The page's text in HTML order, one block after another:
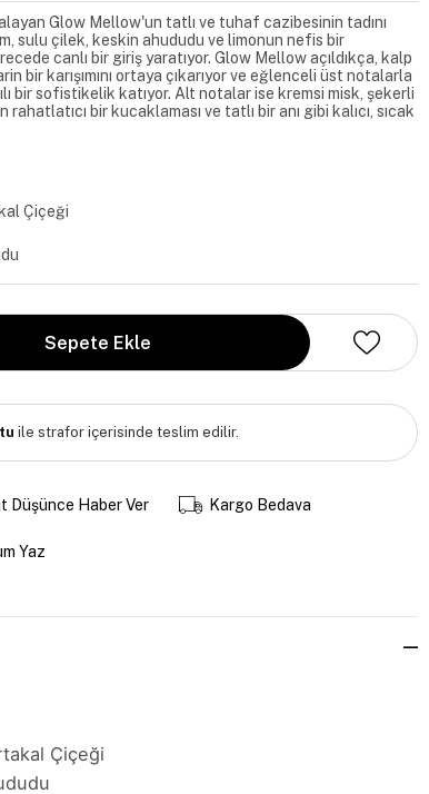
Glow Mellow'un tatlı ve tuhaf cazibesinin tadını
sulu çilek, keskin ahududu ve limonun nefis bir
canlı bir giriş yaratıyor. Glow Mellow açıldıkça, kalp
bir karışımını ortaya çıkarıyor ve eğlenceli üst notalarla
bir sofistikelik katıyor. Alt notalar ise kremsi misk, şekerli
bir kucaklaması ve tatlı bir anı gibi kalıcı, sıcak
Çiçeği
ile strafor içerisinde teslim edilir.
Düşünce Haber Ver Kargo Bedava
Yaz
Çiçeği